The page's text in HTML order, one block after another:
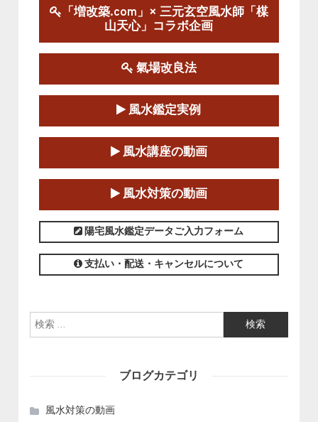
陰宅三元玄空風水講座
2025-06-07～2025-06-08
この講座の募集は終了しました。
第１８期立命塾『実践的易学講座』
2025-06-21～2025-08-24
この講座の募集は終了しました。
第１８期立命塾「実践的四柱立命学（四
柱推命学）講座」
2025-01-11～2025-05-11
この講座の募集は終了しました。
「増改築.com」× 三元玄空風水師「楳
山天心」コラボ企画
氣場改良法
風水鑑定実例
風水講座の動画
風水対策の動画
陽宅風水鑑定データご入力フォーム
支払い・配送・キャンセルについて
検索:
ブログカテゴリ
風水対策の動画